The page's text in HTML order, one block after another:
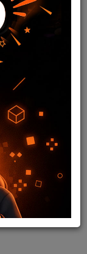
COMPRAR